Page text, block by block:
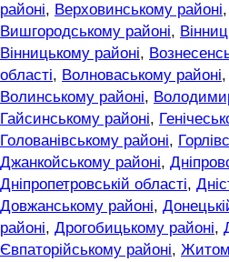
районі, Верховинському районі,
Вишгородському районі,
Вінницькому районі,
області, Волноваському районі,
Волинському районі,
Гайсинському районі,
Голованівському районі,
Джанкойському районі,
Дніпропетровській області,
Довжанському районі,
районі, Дрогобицькому районі,
Євпаторійському районі,